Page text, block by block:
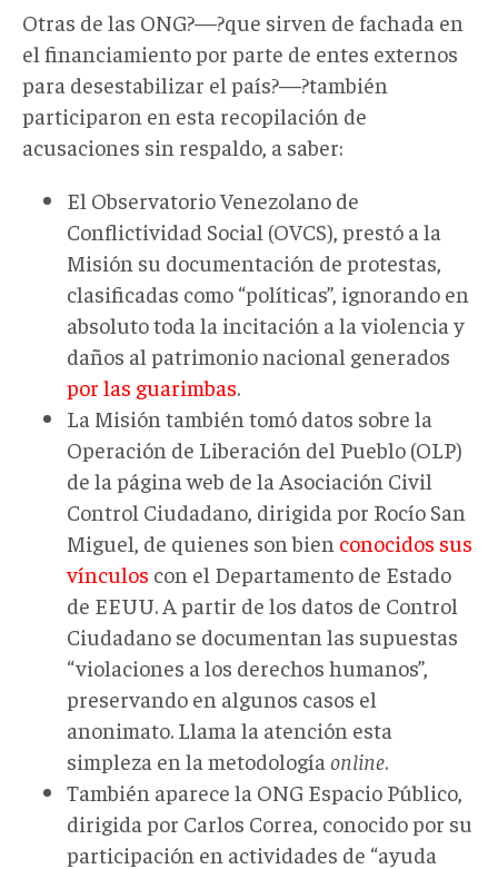
Otras de las ONG?—?que sirven de fachada en
el financiamiento por parte de entes externos
para desestabilizar el país?—?también
participaron en esta recopilación de
acusaciones sin respaldo, a saber:
El Observatorio Venezolano de
Conflictividad Social (OVCS), prestó a la
Misión su documentación de protestas,
clasificadas como “políticas”, ignorando en
absoluto toda la incitación a la violencia y
daños al patrimonio nacional generados
por las guarimbas.
La Misión también tomó datos sobre la
Operación de Liberación del Pueblo (OLP)
de la página web de la Asociación Civil
Control Ciudadano, dirigida por Rocío San
Miguel, de quienes son bien conocidos sus
vínculos con el Departamento de Estado
de EEUU. A partir de los datos de Control
Ciudadano se documentan las supuestas
“violaciones a los derechos humanos”,
preservando en algunos casos el
anonimato. Llama la atención esta
simpleza en la metodología online.
También aparece la ONG Espacio Público,
dirigida por Carlos Correa, conocido por su
participación en actividades de “ayuda